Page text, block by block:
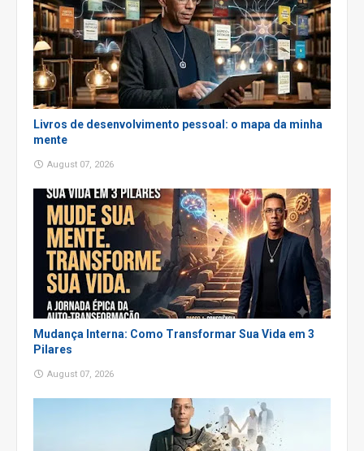
Livros de desenvolvimento pessoal: o mapa da minha
mente
August 07, 2026
Mudança Interna: Como Transformar Sua Vida em 3
Pilares
August 07, 2026